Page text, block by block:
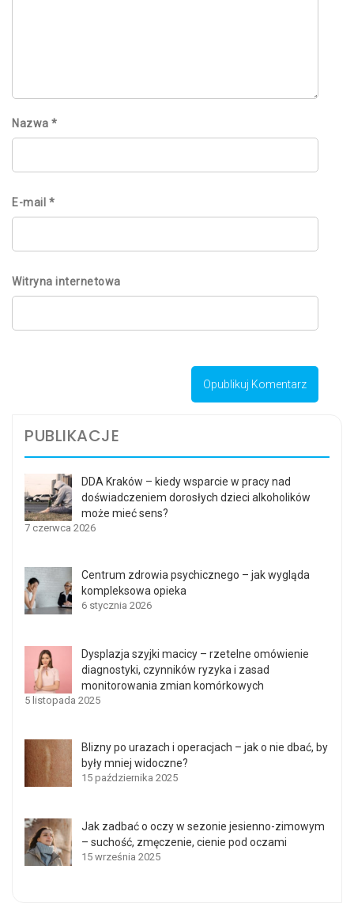
Nazwa *
E-mail *
Witryna internetowa
PUBLIKACJE
DDA Kraków – kiedy wsparcie w pracy nad
doświadczeniem dorosłych dzieci alkoholików
może mieć sens?
7 czerwca 2026
Centrum zdrowia psychicznego – jak wygląda
kompleksowa opieka
6 stycznia 2026
Dysplazja szyjki macicy – rzetelne omówienie
diagnostyki, czynników ryzyka i zasad
monitorowania zmian komórkowych
5 listopada 2025
Blizny po urazach i operacjach – jak o nie dbać, by
były mniej widoczne?
15 października 2025
Jak zadbać o oczy w sezonie jesienno-zimowym
– suchość, zmęczenie, cienie pod oczami
15 września 2025